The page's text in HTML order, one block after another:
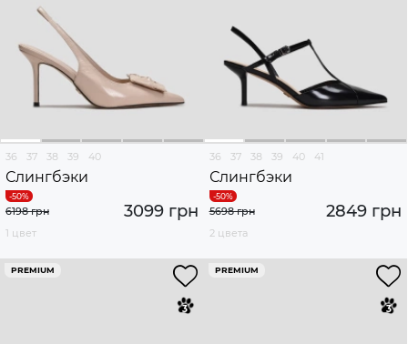
36 37 38 39 40
Слингбэки
3099 грн
6198 грн
1 цвет
36 37 38 39 40 41
Слингбэки
2849 грн
5698 грн
2 цвета
PREMIUM PREMIUM